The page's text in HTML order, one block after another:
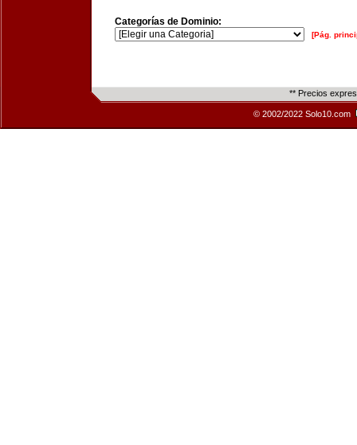
Categorías de Dominio:
[Pág.
** Precios
© 2002/2022 Solo10.com